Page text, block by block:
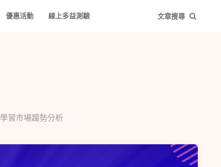
優惠活動 線上多益測驗 文章搜尋
習市場趨勢分析